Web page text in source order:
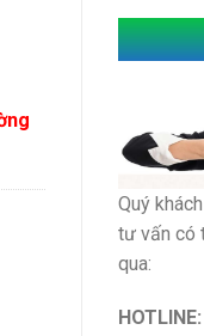
Quý
tư vấn có
qua:
HOTLINE: